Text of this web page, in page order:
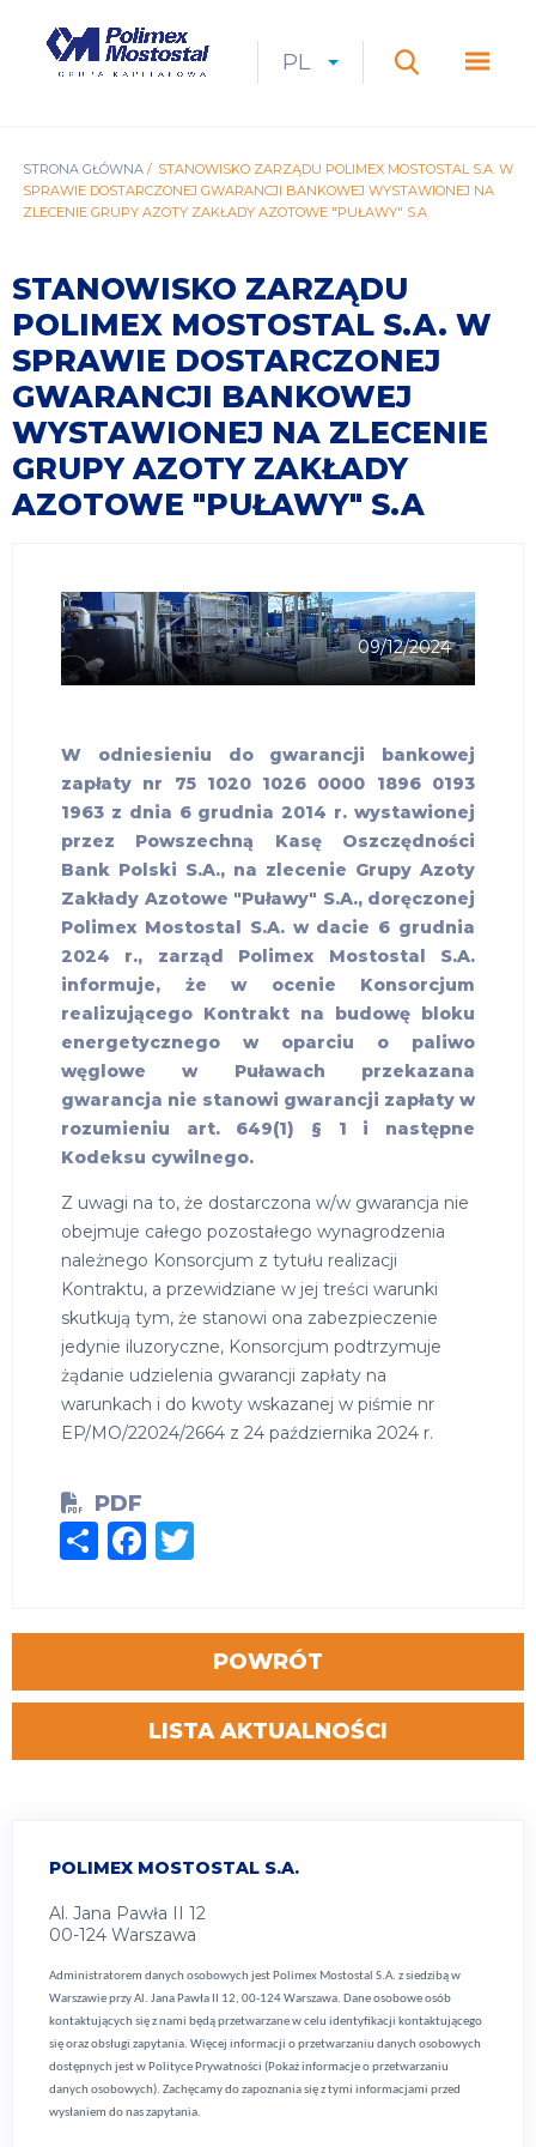
Mostostal
CURRENT
PL
ROZWIŃ
LANGUAGESZUKAJ
ŚCIEŻKA
NAWIGACYJNA
STRONA GŁÓWNA
STANOWISKO ZARZĄDU POLIMEX MOSTOSTAL S.A. W
SPRAWIE DOSTARCZONEJ GWARANCJI BANKOWEJ WYSTAWIONEJ NA
ZLECENIE GRUPY AZOTY ZAKŁADY AZOTOWE "PUŁAWY" S.A
POLIMEX MOSTOSTAL S.A.
Al. Jana Pawła II 12
00-124 Warszawa
Administratorem danych osobowych jest Polimex Mostostal S.A. z siedzibą w
Warszawie przy Al. Jana Pawła II 12, 00-124 Warszawa. Dane osobowe osób
kontaktujących się z nami będą przetwarzane w celu identyfikacji kontaktującego
się oraz obsługi zapytania. Więcej informacji o przetwarzaniu danych osobowych
dostępnych jest w Polityce Prywatności (Pokaż informacje o przetwarzaniu
danych osobowych). Zachęcamy do zapoznania się z tymi informacjami przed
wysłaniem do nas zapytania.
STANOWISKO ZARZĄDU
POLIMEX MOSTOSTAL S.A. W
SPRAWIE DOSTARCZONEJ
GWARANCJI BANKOWEJ
WYSTAWIONEJ NA ZLECENIE
GRUPY AZOTY ZAKŁADY
AZOTOWE "PUŁAWY" S.A
09/12/2024
W odniesieniu do gwarancji bankowej
zapłaty nr 75 1020 1026 0000 1896 0193
1963 z dnia 6 grudnia 2014 r. wystawionej
przez Powszechną Kasę Oszczędności
Bank Polski S.A., na zlecenie Grupy Azoty
Zakłady Azotowe "Puławy" S.A., doręczonej
Polimex Mostostal S.A. w dacie 6 grudnia
2024 r., zarząd Polimex Mostostal S.A.
informuje, że w ocenie Konsorcjum
realizującego Kontrakt na budowę bloku
energetycznego w oparciu o paliwo
węglowe w Puławach przekazana
gwarancja nie stanowi gwarancji zapłaty w
rozumieniu art. 649(1) § 1 i następne
Kodeksu cywilnego.
Z uwagi na to, że dostarczona w/w gwarancja nie
obejmuje całego pozostałego wynagrodzenia
należnego Konsorcjum z tytułu realizacji
Kontraktu, a przewidziane w jej treści warunki
skutkują tym, że stanowi ona zabezpieczenie
jedynie iluzoryczne, Konsorcjum podtrzymuje
żądanie udzielenia gwarancji zapłaty na
warunkach i do kwoty wskazanej w piśmie nr
EP/MO/22024/2664 z 24 października 2024 r.
PDF
ShareFacebook
POWRÓT
LISTA AKTUALNOŚCI